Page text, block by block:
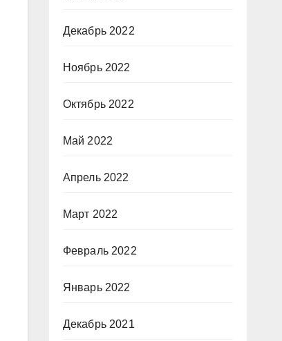
Декабрь 2022
Ноябрь 2022
Октябрь 2022
Май 2022
Апрель 2022
Март 2022
Февраль 2022
Январь 2022
Декабрь 2021